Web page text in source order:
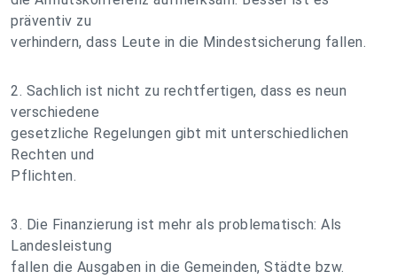
präventiv zu
verhindern, dass Leute in die Mindestsicherung fallen.
2. Sachlich ist nicht zu rechtfertigen, dass es neun
verschiedene
gesetzliche Regelungen gibt mit unterschiedlichen
Rechten und
Pflichten.
3. Die Finanzierung ist mehr als problematisch: Als
Landesleistung
fallen die Ausgaben in die Gemeinden, Städte bzw.